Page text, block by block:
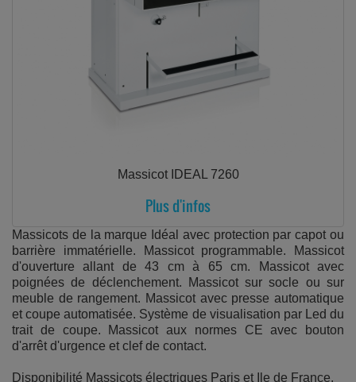
Massicot IDEAL 7260
Plus d'infos
Massicots de la marque Idéal avec protection par capot ou
barrière immatérielle. Massicot programmable. Massicot
d'ouverture allant de 43 cm à 65 cm. Massicot avec
poignées de déclenchement. Massicot sur socle ou sur
meuble de rangement. Massicot avec presse automatique
et coupe automatisée. Système de visualisation par Led du
trait de coupe. Massicot aux normes CE avec bouton
d'arrêt d'urgence et clef de contact.
Disponibilité Massicots électriques Paris et Ile de France.